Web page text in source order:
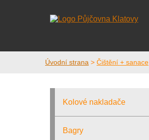
Úvodní strana > Čištění + sanace
Kolové nakladače
Bagry